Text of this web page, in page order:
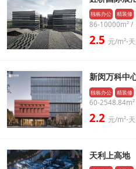
独栋办公 精装修
86-10000m² /
2.5 元/m²⋅
新闵万科中
独栋办公 精装修
60-
2.2 元/m²⋅
天利上高地